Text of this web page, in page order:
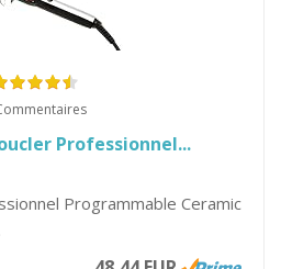
Professionnel...
Programmable Ceramic